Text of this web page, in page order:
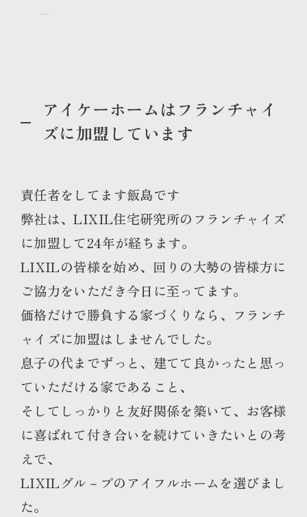
アイケーホームはフランチャイ
ズに加盟しています
責任者をしてます飯島です
弊社は、LIXIL住宅研究所のフランチャイズ
に加盟して24年が経ちます。
LIXILの皆様を始め、回りの大勢の皆様方に
ご協力をいただき今日に至ってます。
価格だけで勝負する家づくりなら、フランチ
ャイズに加盟はしませんでした。
息子の代までずっと、建てて良かったと思っ
ていただける家であること、
そしてしっかりと友好関係を築いて、お客様
に喜ばれて付き合いを続けていきたいとの考
えで、
LIXILグル－プのアイフルホームを選びまし
た。